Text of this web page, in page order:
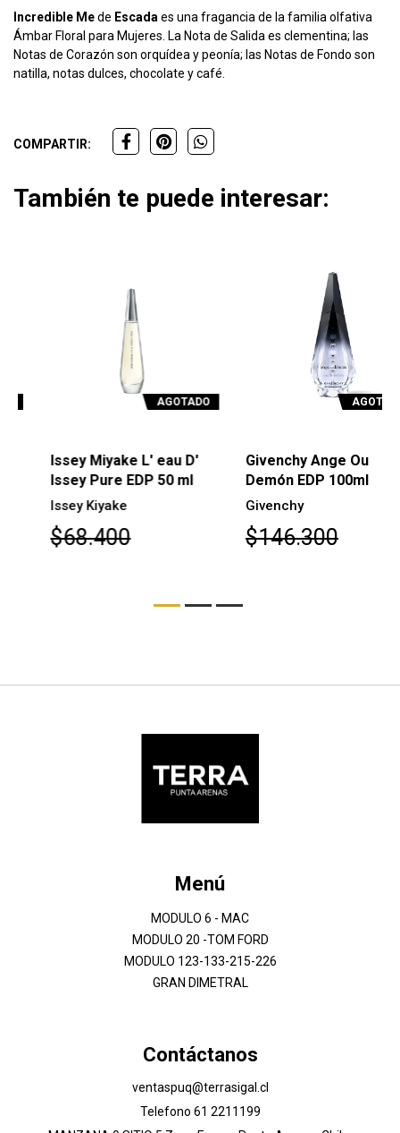
Incredible Mede Escada es una fragancia de la familia olfativa
Ámbar Floral para Mujeres. La Nota de Salida es clementina; las
Notas de Corazón son orquídea y peonía; las Notas de Fondo son
natilla, notas dulces, chocolate y café.
COMPARTIR:
También te puede interesar:
AGOTADO
Issey Miyake L' eau D'
Issey Pure EDP 50 ml
Issey Kiyake
$68.400
AGOTADO
Givenchy Ange Ou
Demón EDP 100ml
Givenchy
$146.300
Menú
MODULO 6 - MAC
MODULO 20 -TOM FORD
MODULO 123-133-215-226
GRAN DIMETRAL
Contáctanos
ventaspuq@terrasigal.cl
Telefono 61 2211199